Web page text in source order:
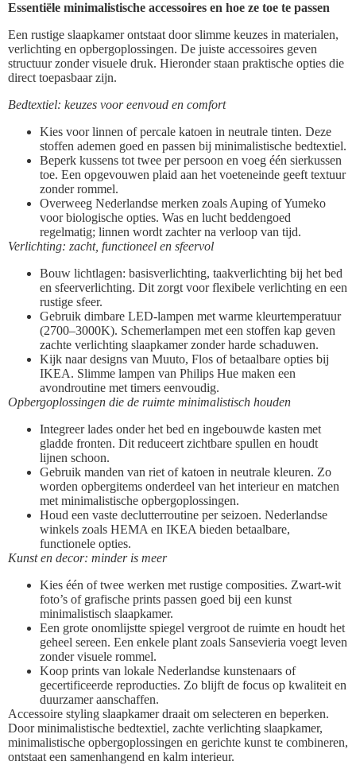
Essentiële minimalistische accessoires en hoe ze toe te passen
Een rustige slaapkamer ontstaat door slimme keuzes in materialen,
verlichting en opbergoplossingen. De juiste accessoires geven
structuur zonder visuele druk. Hieronder staan praktische opties die
direct toepasbaar zijn.
Bedtextiel: keuzes voor eenvoud en comfort
Kies voor linnen of percale katoen in neutrale tinten. Deze
stoffen ademen goed en passen bij minimalistische bedtextiel.
Beperk kussens tot twee per persoon en voeg één sierkussen
toe. Een opgevouwen plaid aan het voeteneinde geeft textuur
zonder rommel.
Overweeg Nederlandse merken zoals Auping of Yumeko
voor biologische opties. Was en lucht beddengoed
regelmatig; linnen wordt zachter na verloop van tijd.
Verlichting: zacht, functioneel en sfeervol
Bouw lichtlagen: basisverlichting, taakverlichting bij het bed
en sfeerverlichting. Dit zorgt voor flexibele verlichting en een
rustige sfeer.
Gebruik dimbare LED-lampen met warme kleurtemperatuur
(2700–3000K). Schemerlampen met een stoffen kap geven
zachte verlichting slaapkamer zonder harde schaduwen.
Kijk naar designs van Muuto, Flos of betaalbare opties bij
IKEA. Slimme lampen van Philips Hue maken een
avondroutine met timers eenvoudig.
Opbergoplossingen die de ruimte minimalistisch houden
Integreer lades onder het bed en ingebouwde kasten met
gladde fronten. Dit reduceert zichtbare spullen en houdt
lijnen schoon.
Gebruik manden van riet of katoen in neutrale kleuren. Zo
worden opbergitems onderdeel van het interieur en matchen
met minimalistische opbergoplossingen.
Houd een vaste declutterroutine per seizoen. Nederlandse
winkels zoals HEMA en IKEA bieden betaalbare,
functionele opties.
Kunst en decor: minder is meer
Kies één of twee werken met rustige composities. Zwart-wit
foto’s of grafische prints passen goed bij een kunst
minimalistisch slaapkamer.
Een grote onomlijstte spiegel vergroot de ruimte en houdt het
geheel sereen. Een enkele plant zoals Sansevieria voegt leven
zonder visuele rommel.
Koop prints van lokale Nederlandse kunstenaars of
gecertificeerde reproducties. Zo blijft de focus op kwaliteit en
duurzamer aanschaffen.
Accessoire styling slaapkamer draait om selecteren en beperken.
Door minimalistische bedtextiel, zachte verlichting slaapkamer,
minimalistische opbergoplossingen en gerichte kunst te combineren,
ontstaat een samenhangend en kalm interieur.